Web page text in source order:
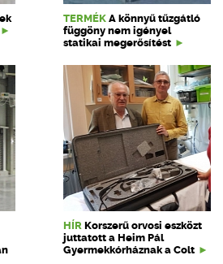
TERMÉK A könnyű tűzgátló
függöny nem igényel
statikai megerősítést
HÍR Korszerű orvosi eszközt
juttatott a Heim Pál
Gyermekkórháznak a Colt